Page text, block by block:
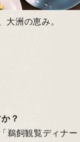
大洲の恵み。
？
鵜飼観覧ディナー